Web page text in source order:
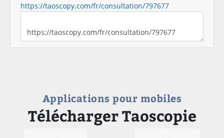
https://taoscopy.com/fr/consultation/797677
Applications pour mobiles
Télécharger Taoscopie